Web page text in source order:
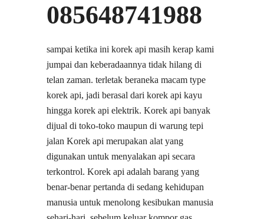
085648741988
sampai ketika ini korek api masih kerap kami
jumpai dan keberadaannya tidak hilang di
telan zaman. terletak beraneka macam type
korek api, jadi berasal dari korek api kayu
hingga korek api elektrik. Korek api banyak
dijual di toko-toko maupun di warung tepi
jalan Korek api merupakan alat yang
digunakan untuk menyalakan api secara
terkontrol. Korek api adalah barang yang
benar-benar pertanda di sedang kehidupan
manusia untuk menolong kesibukan manusia